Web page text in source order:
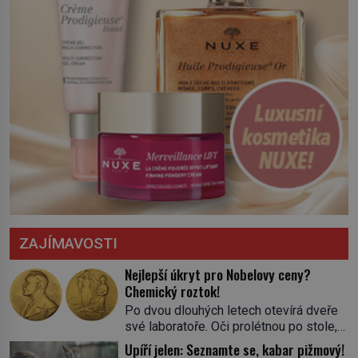
ZAJÍMAVOSTI
Nejlepší úkryt pro Nobelovy ceny?
Chemický roztok!
Po dvou dlouhých letech otevírá dveře
své laboratoře. Oči prolétnou po stole,
aby pak ulpěly na regálu, kde se nachází
Upíří jelen: Seznamte se, kabar pižmový!